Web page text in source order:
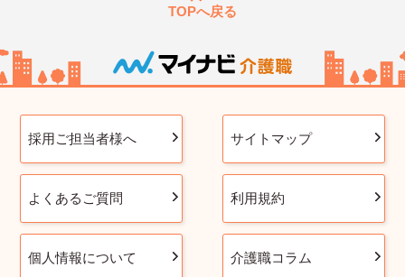
TOPへ戻る
採用ご担当者様へ サイトマップ
よくあるご質問 利用規約
個人情報について 介護職コラム